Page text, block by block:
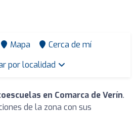
Mapa
Cerca de mí
por localidad
en Comarca de Verín.
de la zona con sus